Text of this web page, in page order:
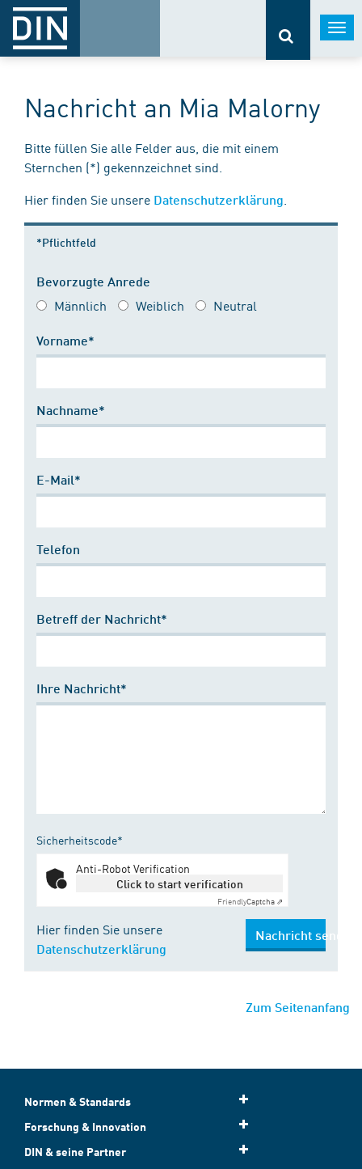
Nachricht an Mia Malorny
Bitte füllen Sie alle Felder aus, die mit einem
Sternchen (*) gekennzeichnet sind.
Hier finden Sie unsere Datenschutzerklärung
*Pflichtfeld
Bevorzugte Anrede
Männlich Weiblich Neutral
Vorname*
Nachname*
E-Mail*
Telefon
Betreff der Nachricht*
Ihre Nachricht*
Sicherheitscode*
Anti-Robot Verification
Click to start verification
FriendlyCaptcha ⇗
Hier finden Sie unsere
Datenschutzerklärung
Nachricht senden
Zum Seitenanfang
Normen & Standards
Forschung & Innovation
DIN & seine Partner